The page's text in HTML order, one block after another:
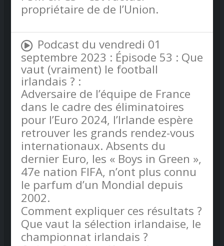
propriétaire de de l’Union.
Podcast du vendredi 01
septembre 2023 : Épisode 53 : Que
vaut (vraiment) le football
irlandais ? :
Adversaire de l’équipe de France
dans le cadre des éliminatoires
pour l’Euro 2024, l’Irlande espère
retrouver les grands rendez-vous
internationaux. Absents du
dernier Euro, les « Boys in Green »,
47e nation FIFA, n’ont plus connu
le parfum d’un Mondial depuis
2002.
Comment expliquer ces résultats ?
Que vaut la sélection irlandaise, le
championnat irlandais ?